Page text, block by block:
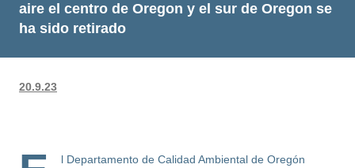
aire el centro de Oregon y el sur de Oregon se
ha sido retirado
20.9.23
l Departamento de Calidad Ambiental de Oregón